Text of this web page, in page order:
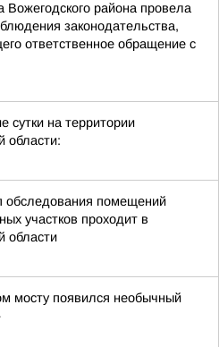
Вожегодского района провела
законодательства,
ответственное обращение с
сутки на территории
области:
обследования помещений
участков проходит в
области
мосту появился необычный